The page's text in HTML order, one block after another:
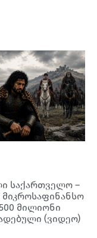
საქართველო –
მილიონი
(ვიდეო)